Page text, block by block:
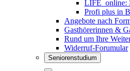
LIFE_online:
Profi plus in
Angebote nach
Gasthörerinnen &
Rund um Ihre
Widerruf-Forumular
Seniorenstudium